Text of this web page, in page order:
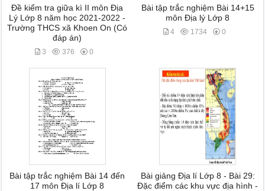
Đề kiểm tra giữa kì II môn Địa
Lý Lớp 8 năm học 2021-2022 -
Trường THCS xã Khoen On (Có
đáp án)
3 376 0
Bài tập trắc nghiệm Bài 14+15
môn Địa lý Lớp 8
4 1734 0
Bài tập trắc nghiệm Bài 14 đến
17 môn Địa lí Lớp 8
Bài giảng Địa lí Lớp 8 - Bài 29:
Đặc điểm các khu vực địa hình -